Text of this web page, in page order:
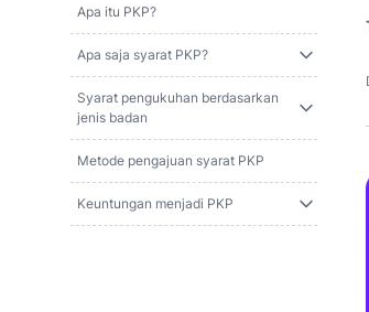
Apa itu PKP?
Apa saja syarat PKP?
Syarat pengukuhan berdasarkan
jenis badan
Metode pengajuan syarat PKP
Keuntungan menjadi PKP